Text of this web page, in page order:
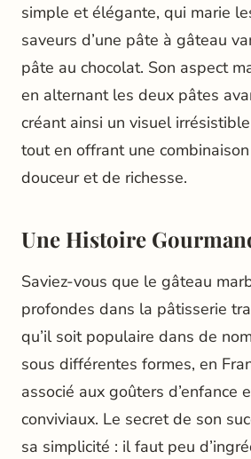
simple et élégante, qui marie
saveurs d’une pâte à gâteau
pâte au chocolat. Son aspect
en alternant les deux pâtes
créant ainsi un visuel
tout en offrant une
douceur et de richesse.
Une Histoire
Saviez-vous que le gâteau
profondes dans la pâtisserie
qu’il soit populaire dans de
sous différentes formes, en
associé aux goûters d’enfance
conviviaux. Le secret de son
sa simplicité : il faut peu